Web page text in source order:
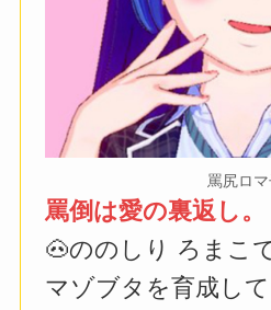
罵尻ロ
罵倒は愛の裏返し。
🐽ののしり ろまこ
マゾブタを育成して